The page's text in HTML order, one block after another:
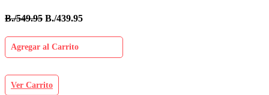
B./549.95 B./439.95
Agregar al Carrito
Ver Carrito